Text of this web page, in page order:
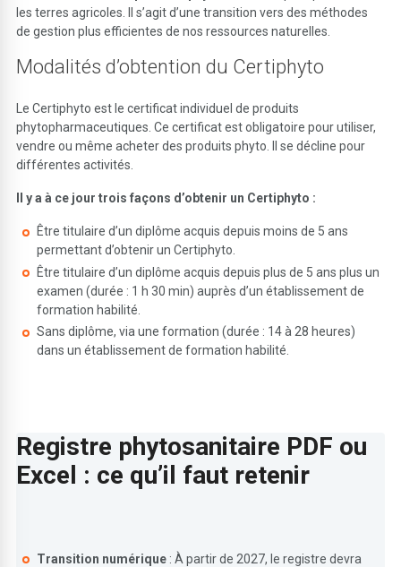
les terres agricoles. Il s’agit d’une transition vers des méthodes
de gestion plus efficientes de nos ressources naturelles.
Modalités d’obtention du Certiphyto
Le Certiphyto est le certificat individuel de produits
phytopharmaceutiques. Ce certificat est obligatoire pour utiliser,
vendre ou même acheter des produits phyto. Il se décline pour
différentes activités.
Il y a à ce jour trois façons d’obtenir un Certiphyto :
Être titulaire d’un diplôme acquis depuis moins de 5 ans
permettant d’obtenir un Certiphyto.
Être titulaire d’un diplôme acquis depuis plus de 5 ans plus un
examen (durée : 1 h 30 min) auprès d’un établissement de
formation habilité.
Sans diplôme, via une formation (durée : 14 à 28 heures)
dans un établissement de formation habilité.
Registre phytosanitaire PDF ou
Excel : ce qu’il faut retenir
Transition numérique : À partir de 2027, le registre devra